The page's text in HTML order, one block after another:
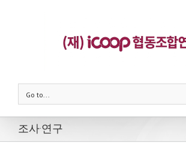
Go to...
조사·연구